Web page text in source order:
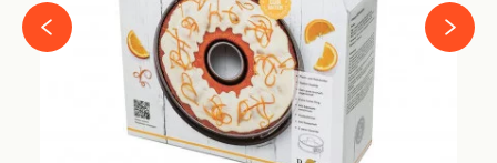
‹
›